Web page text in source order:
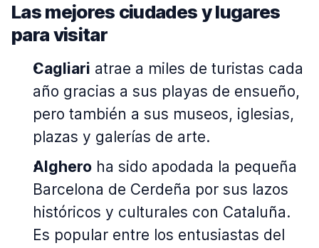
Las mejores ciudades y lugares
para visitar
Cagliari atrae a miles de turistas cada
año gracias a sus playas de ensueño,
pero también a sus museos, iglesias,
plazas y galerías de arte.
Alghero ha sido apodada la pequeña
Barcelona de Cerdeña por sus lazos
históricos y culturales con Cataluña.
Es popular entre los entusiastas del